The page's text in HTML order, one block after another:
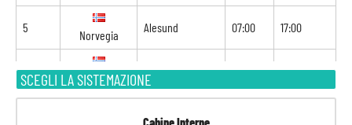
SCEGLI LA SISTEMAZIONE
5
Norvegia
Alesund 07:00 17:00
6
Norvegia
Flam 07:00 18:00